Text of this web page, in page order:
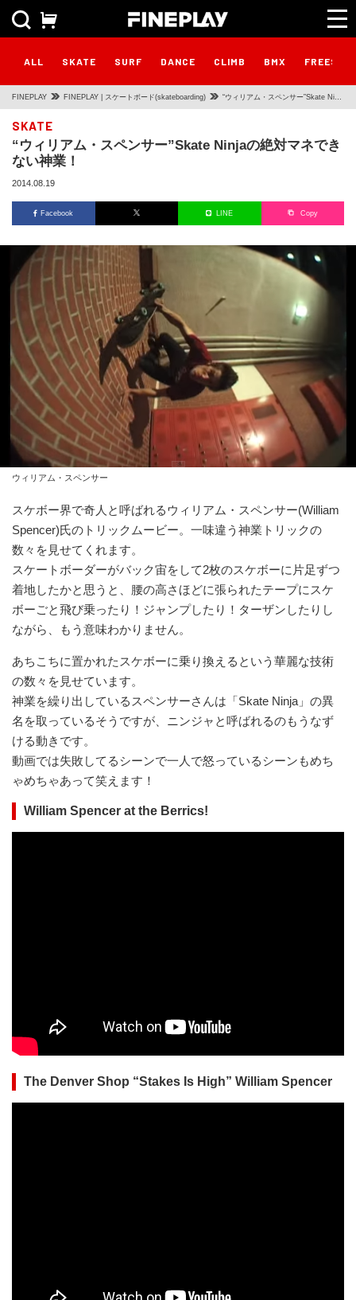
ALL SKATE SURF DANCE CLIMB BMX
FINEPLAY FINEPLAY | スケートボード(skateboarding) “ウィリアム・スペンサー”Skate Ninja
SKATE
“ウィリアム・スペンサー”Skate Ninjaの絶対マネでき
ない神業！
2014.08.19
Facebook LINE Copy
ウィリアム・スペンサー
スケボー界で奇人と呼ばれるウィリアム・スペンサー(William
Spencer)氏のトリックムービー。一味違う神業トリックの
数々を見せてくれます。
スケートボーダーがバック宙をして2枚のスケボーに片足ずつ
着地したかと思うと、腰の高さほどに張られたテープにスケ
ボーごと飛び乗ったり！ジャンプしたり！ターザンしたりし
ながら、もう意味わかりません。
あちこちに置かれたスケボーに乗り換えるという華麗な技術
の数々を見せています。
神業を繰り出しているスペンサーさんは「Skate Ninja」の異
名を取っているそうですが、ニンジャと呼ばれるのもうなず
ける動きです。
動画では失敗してるシーンで一人で怒っているシーンもめち
ゃめちゃあって笑えます！
William Spencer at the Berrics!
The Denver Shop “Stakes Is High” William Spencer